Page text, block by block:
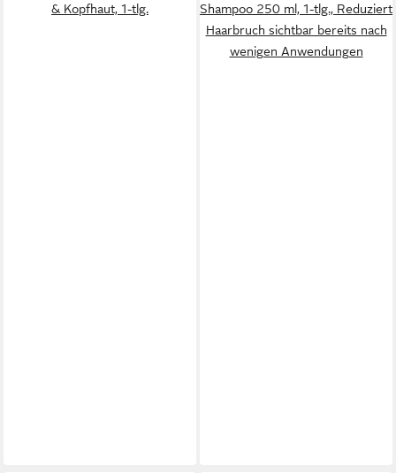
& Kopfhaut, 1-tlg.
Shampoo 250 ml, 1-tlg., Reduziert
Haarbruch sichtbar bereits nach
wenigen Anwendungen